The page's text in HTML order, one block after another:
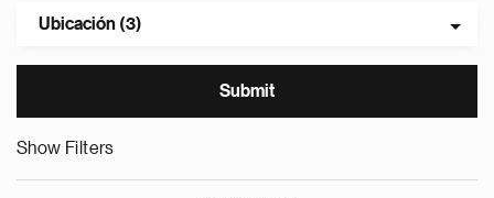
Ubicación (3)
Show Filters